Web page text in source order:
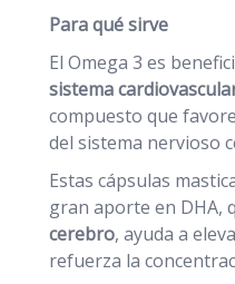
Para qué sirve
El Omega 3 es
sistema
compuesto que
del sistema nervioso
Estas cápsulas
gran aporte en DHA,
cerebro, ayuda a
refuerza la